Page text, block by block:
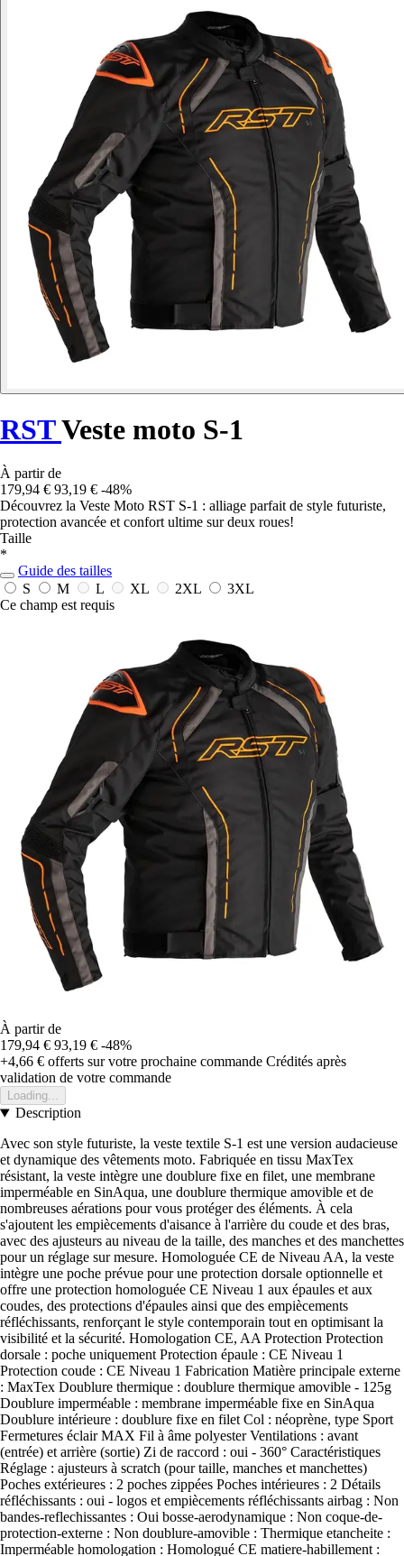
RSTVeste moto S-1
À partir de
179,94 € 93,19 € -48%
Découvrez la Veste Moto RST S-1 : alliage parfait de style futuriste,
protection avancée et confort ultime sur deux roues!
Taille
*
Guide des tailles
S
M L XL 2XL
3XL
Ce champ est requis
À partir de
179,94 € 93,19 € -48%
+4,66 € offerts sur votre prochaine commande Crédités après
validation de votre commande
Loading...
Description
Avec son style futuriste, la veste textile S-1 est une version audacieuse
et dynamique des vêtements moto. Fabriquée en tissu MaxTex
résistant, la veste intègre une doublure fixe en filet, une membrane
imperméable en SinAqua, une doublure thermique amovible et de
nombreuses aérations pour vous protéger des éléments. À cela
s'ajoutent les empiècements d'aisance à l'arrière du coude et des bras,
avec des ajusteurs au niveau de la taille, des manches et des manchettes
pour un réglage sur mesure. Homologuée CE de Niveau AA, la veste
intègre une poche prévue pour une protection dorsale optionnelle et
offre une protection homologuée CE Niveau 1 aux épaules et aux
coudes, des protections d'épaules ainsi que des empiècements
réfléchissants, renforçant le style contemporain tout en optimisant la
visibilité et la sécurité. Homologation CE, AA Protection Protection
dorsale : poche uniquement Protection épaule : CE Niveau 1
Protection coude : CE Niveau 1 Fabrication Matière principale externe
: MaxTex Doublure thermique : doublure thermique amovible - 125g
Doublure imperméable : membrane imperméable fixe en SinAqua
Doublure intérieure : doublure fixe en filet Col : néoprène, type Sport
Fermetures éclair MAX Fil à âme polyester Ventilations : avant
(entrée) et arrière (sortie) Zi de raccord : oui - 360° Caractéristiques
Réglage : ajusteurs à scratch (pour taille, manches et manchettes)
Poches extérieures : 2 poches zippées Poches intérieures : 2 Détails
réfléchissants : oui - logos et empiècements réfléchissants airbag : Non
bandes-reflechissantes : Oui bosse-aerodynamique : Non coque-de-
protection-externe : Non doublure-amovible : Thermique etancheite :
Imperméable homologation : Homologué CE matiere-habillement :